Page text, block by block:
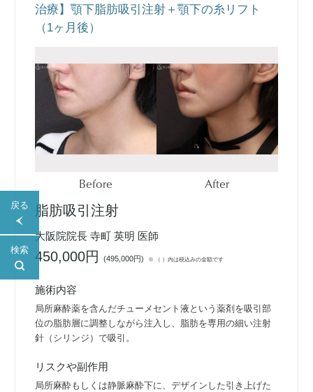
戻る
検索
治療】顎下脂肪吸引注射＋顎下の糸リフト
（1ヶ月後）
Before After
脂肪吸引注射
大阪院院長 寺町 英明 医師
450,000円(495,000円) ※ （ ）内は税込みの金額です
施術内容
局所麻酔薬を含んだチューメセント液という薬剤を吸引部
位の脂肪層に調整しながら注入し、脂肪を専用の細い注射
針（シリンジ）で吸引。
リスクや副作用
局所麻酔もしくは静脈麻酔下に、デザインした引き上げた